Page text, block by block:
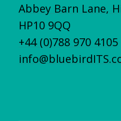
Abbey Barn Lane,
HP10 9QQ
+44 (0)788 970 4105